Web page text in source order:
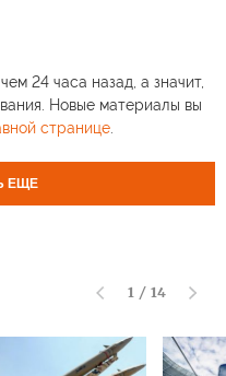
24 часа назад, а значит,
Новые материалы вы
странице.
ЕЩЕ
1 / 14